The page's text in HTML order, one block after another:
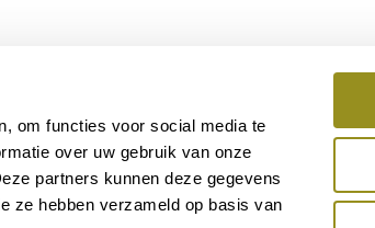
om functies voor social media te
over uw gebruik van onze
partners kunnen deze gegevens
ze hebben verzameld op basis van